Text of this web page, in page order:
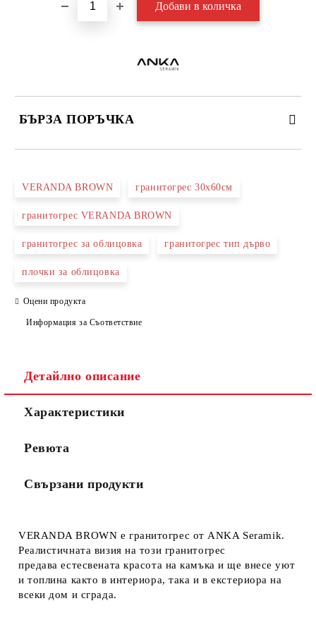
БЪРЗА ПОРЪЧКА
Ние ще се свържем с вас в рамките на работния ден.
VERANDA BROWN гранитогрес 30х60см
гранитогрес VERANDA BROWN
гранитогрес за облицовка гранитогрес тип дърво
плочки за облицовка
Оцени продукта
Информация за Съответствие
Детайлно описание
Характеристики
Ревюта
Свързани продукти
VERANDA BROWN е гранитогрес от ANKA Seramik.
Реалистичната визия на този гранитогрес
предава естесвената красота на камъка и ще внесе уют
и топлина както в интериора, така и в екстериора на
всеки дом и сграда.